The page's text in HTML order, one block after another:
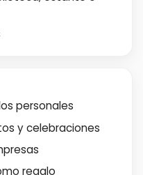
personales
y celebraciones
regalo